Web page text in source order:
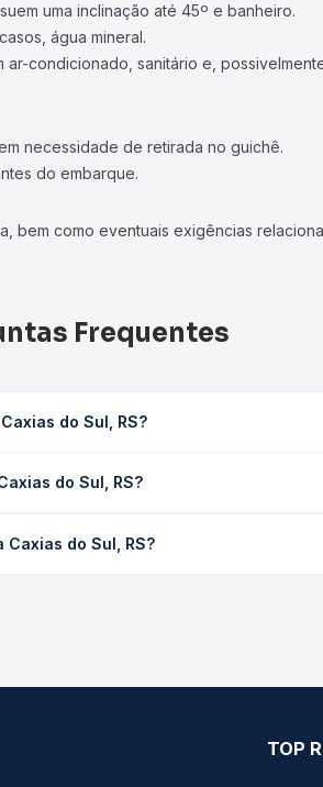
uma inclinação até 45º e banheiro.
água mineral.
condicionado, sanitário e,
necessidade de retirada no guichê.
do embarque.
bem como eventuais exigências
Frequentes
do Sul, RS?
os horários disponíveis e vê a
do Sul, RS?
preços de todas as viações em tempo
do Sul, RS?
TOP